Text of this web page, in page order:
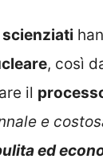
scienziati
, così
il
e
ed